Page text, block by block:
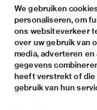
We gebruiken
personaliseren, om
ons websiteverkeer
over uw gebruik van
media, adverteren
gegevens
heeft verstrekt of die
gebruik van hun
praktische
over
het museum
de collectie
fondsen &